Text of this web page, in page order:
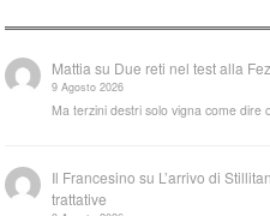
Mattia su Due reti nel test alla
9 Agosto 2026
Ma terzini destri solo vigna come dire
Il Francesino su L’arrivo di
trattative